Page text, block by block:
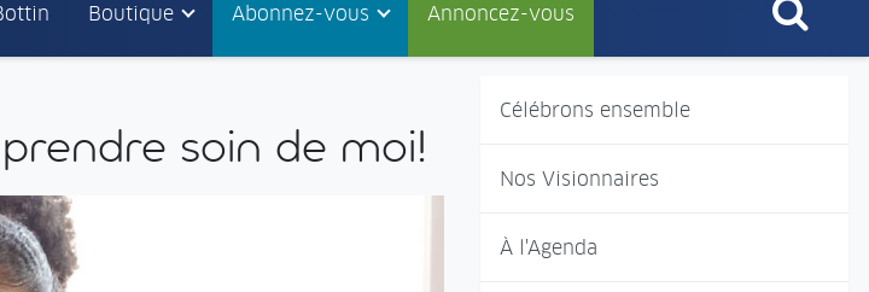
Boutique Abonnez-vous Annoncez-vous
Célébrons ensemble
Nos Visionnaires
À l'Agenda
soin de moi!